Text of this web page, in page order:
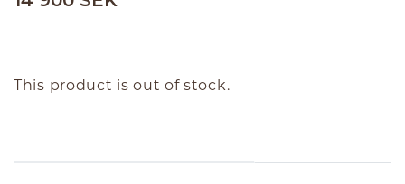
This product is out of stock.